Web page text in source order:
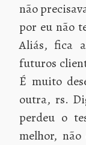
não
por eu não
Aliás, fica
futuros
É muito
outra, rs.
perdeu o
melhor,